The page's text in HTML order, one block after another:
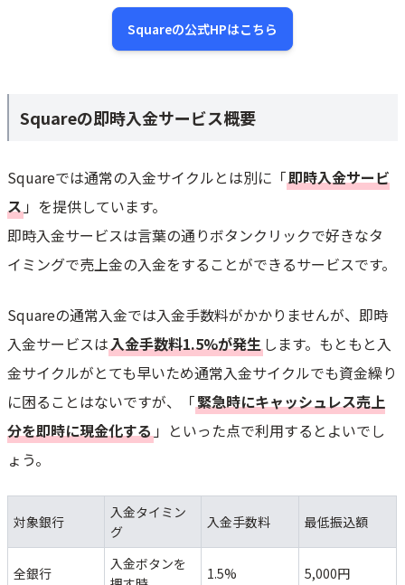
Squareの公式HPはこちら
Squareの即時入金サービス概要
Squareでは通常の入金サイクルとは別に「即時入金サービ
ス」を提供しています。
即時入金サービスは言葉の通りボタンクリックで好きなタ
イミングで売上金の入金をすることができるサービスです。
Squareの通常入金では入金手数料がかかりませんが、即時
入金サービスは入金手数料1.5%が発生 します。もともと入
金サイクルがとても早いため通常入金サイクルでも資金繰り
に困ることはないですが、「緊急時にキャッシュレス売上
分を即時に現金化する」といった点で利用するとよいでし
ょう。
対象銀行
入金タイミン
グ
入金手数料 最低振込額
全銀行
入金ボタンを
1.5% 5,000円